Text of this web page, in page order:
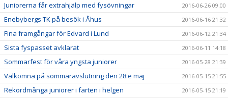
Juniorerna får extrahjälp med fysövningar 2016-06-26 09:00
Enebybergs TK på besök i Åhus 2016-06-16 21:32
Fina framgångar för Edvard i Lund 2016-06-12 21:34
Sista fyspasset avklarat 2016-06-11 14:18
Sommarfest för våra yngsta juniorer 2016-05-28 21:39
Välkomna på sommaravslutning den 28:e maj 2016-05-15 21:55
Rekordmånga juniorer i farten i helgen 2016-05-15 21:19